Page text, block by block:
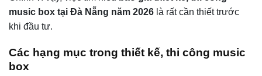
music box tại Đà Nẵng năm 2026 là rất cần thiết trước
khi đầu tư.
Các hạng mục trong thiết kế, thi công music
box